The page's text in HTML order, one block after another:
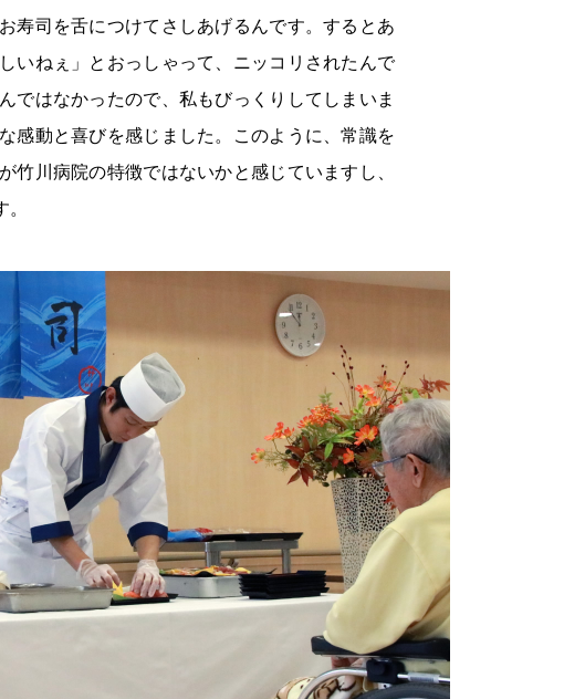
寿司を舌につけてさしあげるんです。するとあ
いねぇ」とおっしゃって、ニッコリされたんで
ではなかったので、私もびっくりしてしまいま
感動と喜びを感じました。このように、常識を
竹川病院の特徴ではないかと感じていますし、